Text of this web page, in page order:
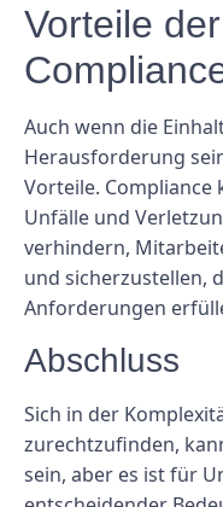
Vorteile
Auch wenn die
Herausforderung
Vorteile. Compliance
Unfälle und
verhindern,
und sicherzustellen,
Anforderungen
Abschluss
Sich in der
zurechtzufinden,
sein, aber es ist für